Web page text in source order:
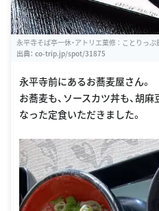
永平寺そば亭一休・アトリエ菓修 ： ことりっ
出典： co-trip.jp/spot/31875
永平寺前にあるお蕎麦屋さん。
お蕎麦も、ソースカツ丼も、胡
なった定食いただきました。